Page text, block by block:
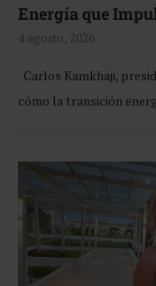
Energía que
4 agosto, 2026
Carlos Kamkhaji,
cómo la transición